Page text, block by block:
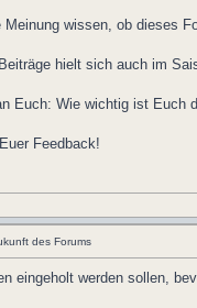
Meinung wissen, ob dieses
hielt sich auch im
Euch: Wie wichtig ist Euch
Feedback!
des Forums
eingeholt werden sollen,